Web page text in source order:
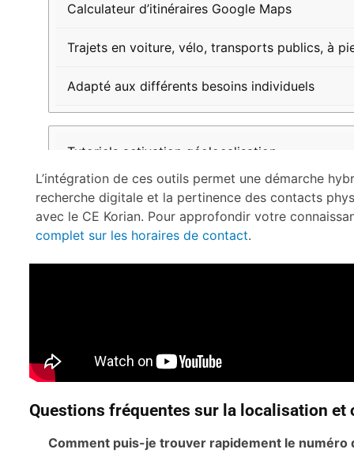
Calculateur d’itinéraires Google Maps
Trajets en voiture, vélo, transports publics, à
Adapté aux différents besoins individuels
Tutoriels activation géolocalisation
Guide pas-à-pas pour Chrome, Firefox, Safari…
Accélère l’accès aux coordonnées
L’intégration de ces outils permet une démarche
recherche digitale et la pertinence des contacts
avec le CE Korian. Pour approfondir votre
complet sur les horaires de contact.
Questions fréquentes sur la localisation et
Comment puis-je trouver rapidement le numéro